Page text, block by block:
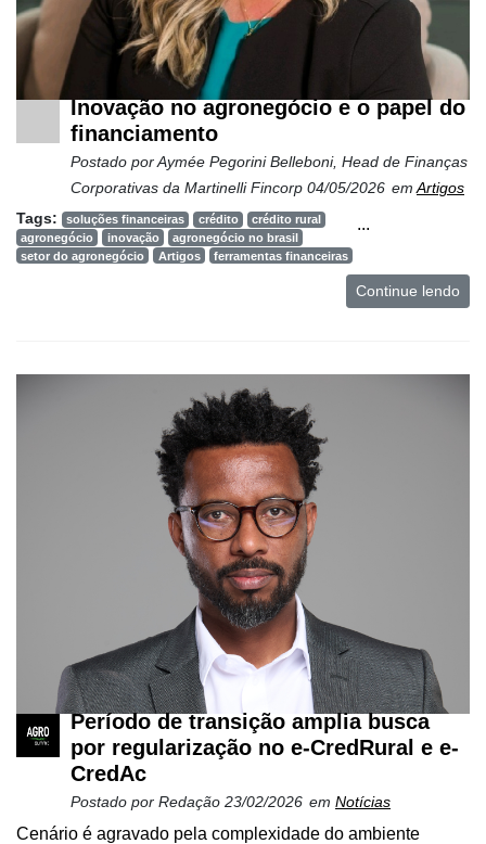
Inovação no agronegócio e o papel do
financiamento
Postado porAymée Pegorini Belleboni, Head de Finanças
Corporativas da Martinelli Fincorp 04/05/2026 emArtigos
...
Tags: soluções financeiras crédito
crédito rural
agronegócio
inovação
agronegócio no brasil
setor do agronegócio
Artigos ferramentas financeiras
Continue lendo
Período de transição amplia busca
por regularização no e-CredRural e e-
CredAc
Postado por Redação 23/02/2026 em Notícias
Cenário é agravado pela complexidade do ambiente